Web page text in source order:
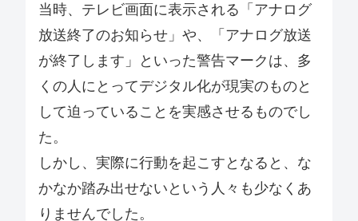
当時、テレビ画面に表示される「アナログ
放送終了のお知らせ」や、「アナログ放送
が終了します」といった警告マークは、多
くの人にとってデジタル化が現実のものと
して迫っていることを実感させるものでし
た。
しかし、実際に行動を起こすとなると、な
かなか踏み出せないという人々も少なくあ
りませんでした。